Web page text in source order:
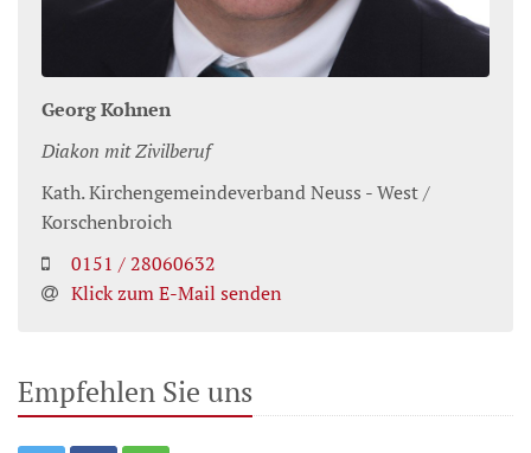
GeorgKohnen
Diakon mit Zivilberuf
Kath. Kirchengemeindeverband Neuss - West /
Korschenbroich
0151 / 28060632
Klick zum E-Mail senden
Empfehlen Sie uns